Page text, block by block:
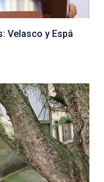
Velasco y Espá